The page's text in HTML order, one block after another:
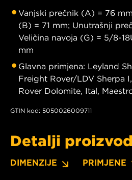
Vanjski prečnik (A) = 76
(B) = 71 mm; Unutrašnji
Veličina navoja (G) = 5/8-
mm
Glavna primjena: Leyland
Freight Rover/LDV Sherpa
Rover Dolomite, Ital,
GTIN kod: 5050026009711
Detalji
DIMENZIJE PRIMJENE